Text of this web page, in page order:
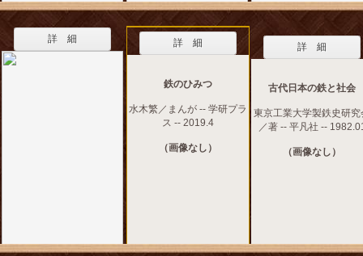
詳 細 詳 細
鉄のひみつ
水木繁／まんが -- 学研プラ
ス -- 2019.4
（画像なし）
詳 細
古代日本の鉄と社会
東京工業大学製鉄史研究
／著 -- 平凡社 --
（画像なし）